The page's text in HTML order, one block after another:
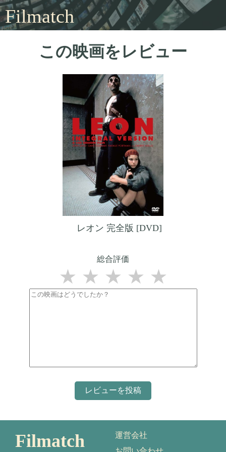
Filmatch
この映画をレビュー
レオン 完全版 [DVD]
総合評価
★
★
★
★
★
Filmatch
運営会社